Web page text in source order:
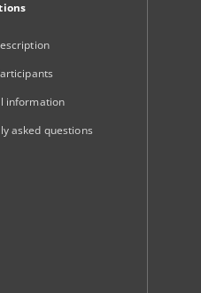
information
asked questions